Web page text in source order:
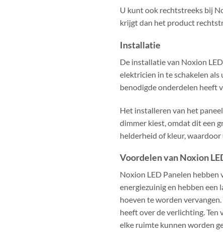
U kunt ook rechtstreeks bij
krijgt dan het product
Installatie
De installatie van Noxion
elektricien in te schakelen
benodigde onderdelen heeft
Het installeren van het
dimmer kiest, omdat dit een
helderheid of kleur,
Voordelen van Noxion
Noxion LED Panelen hebben
energiezuinig en hebben een
hoeven te worden
heeft over de verlichting. Ten
elke ruimte kunnen worden